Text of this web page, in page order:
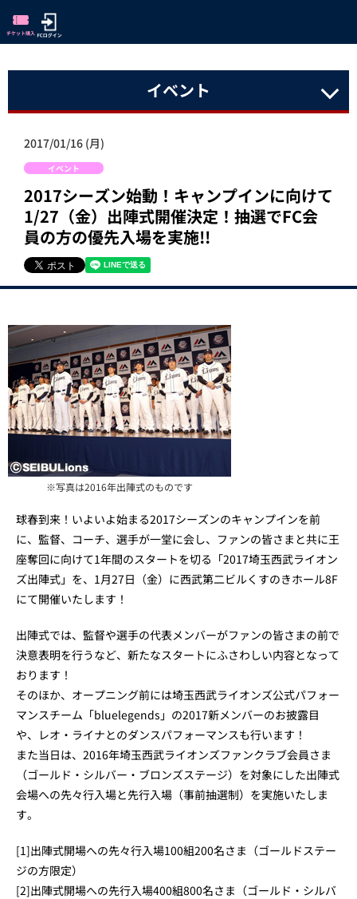
イベント
2017/01/16 (月)
イベント
2017シーズン始動！キャンプインに向けて
1/27（金）出陣式開催決定！抽選でFC会
員の方の優先入場を実施!!
※写真は2016年出陣式のものです
球春到来！いよいよ始まる2017シーズンのキャンプインを前
に、監督、コーチ、選手が一堂に会し、ファンの皆さまと共に王
座奪回に向けて1年間のスタートを切る「2017埼玉西武ライオン
ズ出陣式」を、1月27日（金）に西武第二ビルくすのきホール8F
にて開催いたします！
出陣式では、監督や選手の代表メンバーがファンの皆さまの前で
決意表明を行うなど、新たなスタートにふさわしい内容となって
おります！
そのほか、オープニング前には埼玉西武ライオンズ公式パフォー
マンスチーム「bluelegends」の2017新メンバーのお披露目
や、レオ・ライナとのダンスパフォーマンスも行います！
また当日は、2016年埼玉西武ライオンズファンクラブ会員さま
（ゴールド・シルバー・ブロンズステージ）を対象にした出陣式
会場への先々行入場と先行入場（事前抽選制）を実施いたしま
す。
[1]出陣式開場への先々行入場100組200名さま（ゴールドステー
ジの方限定）
[2]出陣式開場への先行入場400組800名さま（ゴールド・シルバ